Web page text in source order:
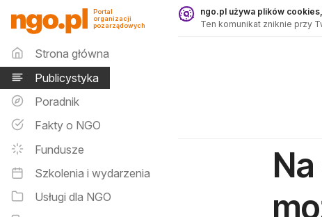
Publicystyka - ngo.pl
Portal
organizacji
pozarządowych
Menu główne
Strona główna
Publicystyka
Poradnik
Fakty o NGO
Fundusze
Szkolenia i wydarzenia
Usługi dla NGO
ngo.pl używa plików
Ten komunikat zniknie przy